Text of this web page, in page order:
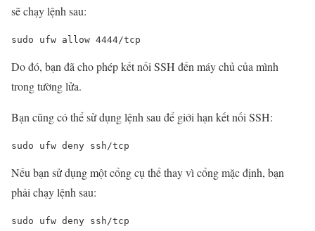
sẽ chạy lệnh sau:
sudo ufw allow 4444/tcp
Do đó, bạn đã cho phép kết nối SSH đến máy chủ của mình
trong tường lửa.
Bạn cũng có thể sử dụng lệnh sau để giới hạn kết nối SSH:
sudo ufw deny ssh/tcp
Nếu bạn sử dụng một cổng cụ thể thay vì cổng mặc định, bạn
phải chạy lệnh sau:
sudo ufw deny ssh/tcp